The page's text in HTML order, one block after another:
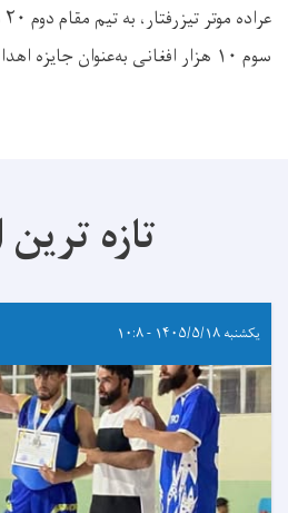
سوم ۱۰ هزار افغانی به‌عنوان جایزه اهدا خواهد شد.
تازه
یکشنبه ۱۴۰۵/۵/۱۸ - ۱۰:۸